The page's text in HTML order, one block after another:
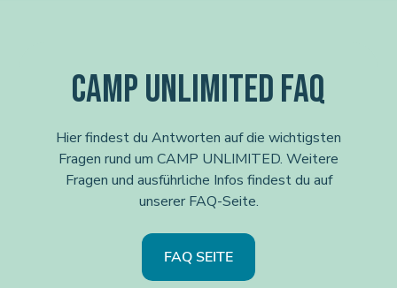
CAMP UNLIMITED FAQ
Hier findest du Antworten auf die wichtigsten
Fragen rund um CAMP UNLIMITED. Weitere
Fragen und ausführliche Infos findest du auf
unserer FAQ-Seite.
FAQ SEITE